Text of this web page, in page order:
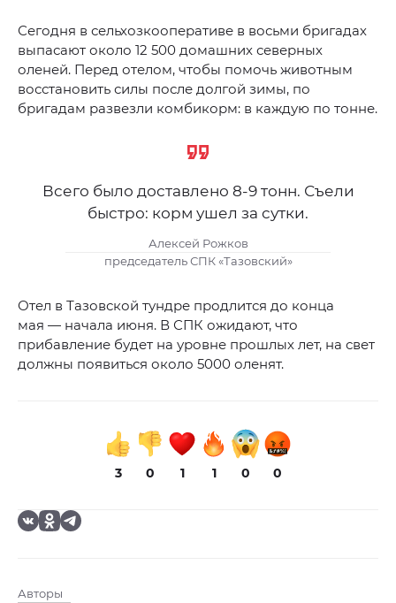
Сегодня в сельхозкооперативе в восьми бригадах
выпасают около 12 500 домашних северных
оленей. Перед отелом, чтобы помочь животным
восстановить силы после долгой зимы, по
бригадам развезли комбикорм: в каждую по тонне.
Всего было доставлено 8-9 тонн. Съели
быстро: корм ушел за сутки.
Алексей Рожков
председатель СПК «Тазовский»
Отел в Тазовской тундре продлится до конца
мая — начала июня. В СПК ожидают, что
прибавление будет на уровне прошлых лет, на свет
должны появиться около 5000 оленят.
3 0 1 1 0 0
Авторы